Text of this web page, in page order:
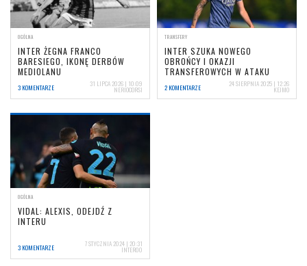
OGÓLNA
INTER ŻEGNA FRANCO
BARESIEGO, IKONĘ DERBÓW
MEDIOLANU
3 KOMENTARZE 31 LIPCA 2026 | 10:09
NERIOCORSI
TRANSFERY
INTER SZUKA NOWEGO
OBROŃCY I OKAZJI
TRANSFEROWYCH W ATAKU
2 KOMENTARZE 24 SIERPNIA 2025 | 12:26
KEJMO
OGÓLNA
VIDAL: ALEXIS, ODEJDŹ Z
INTERU
3 KOMENTARZE 7 STYCZNIA 2024 | 20:31
INTER00